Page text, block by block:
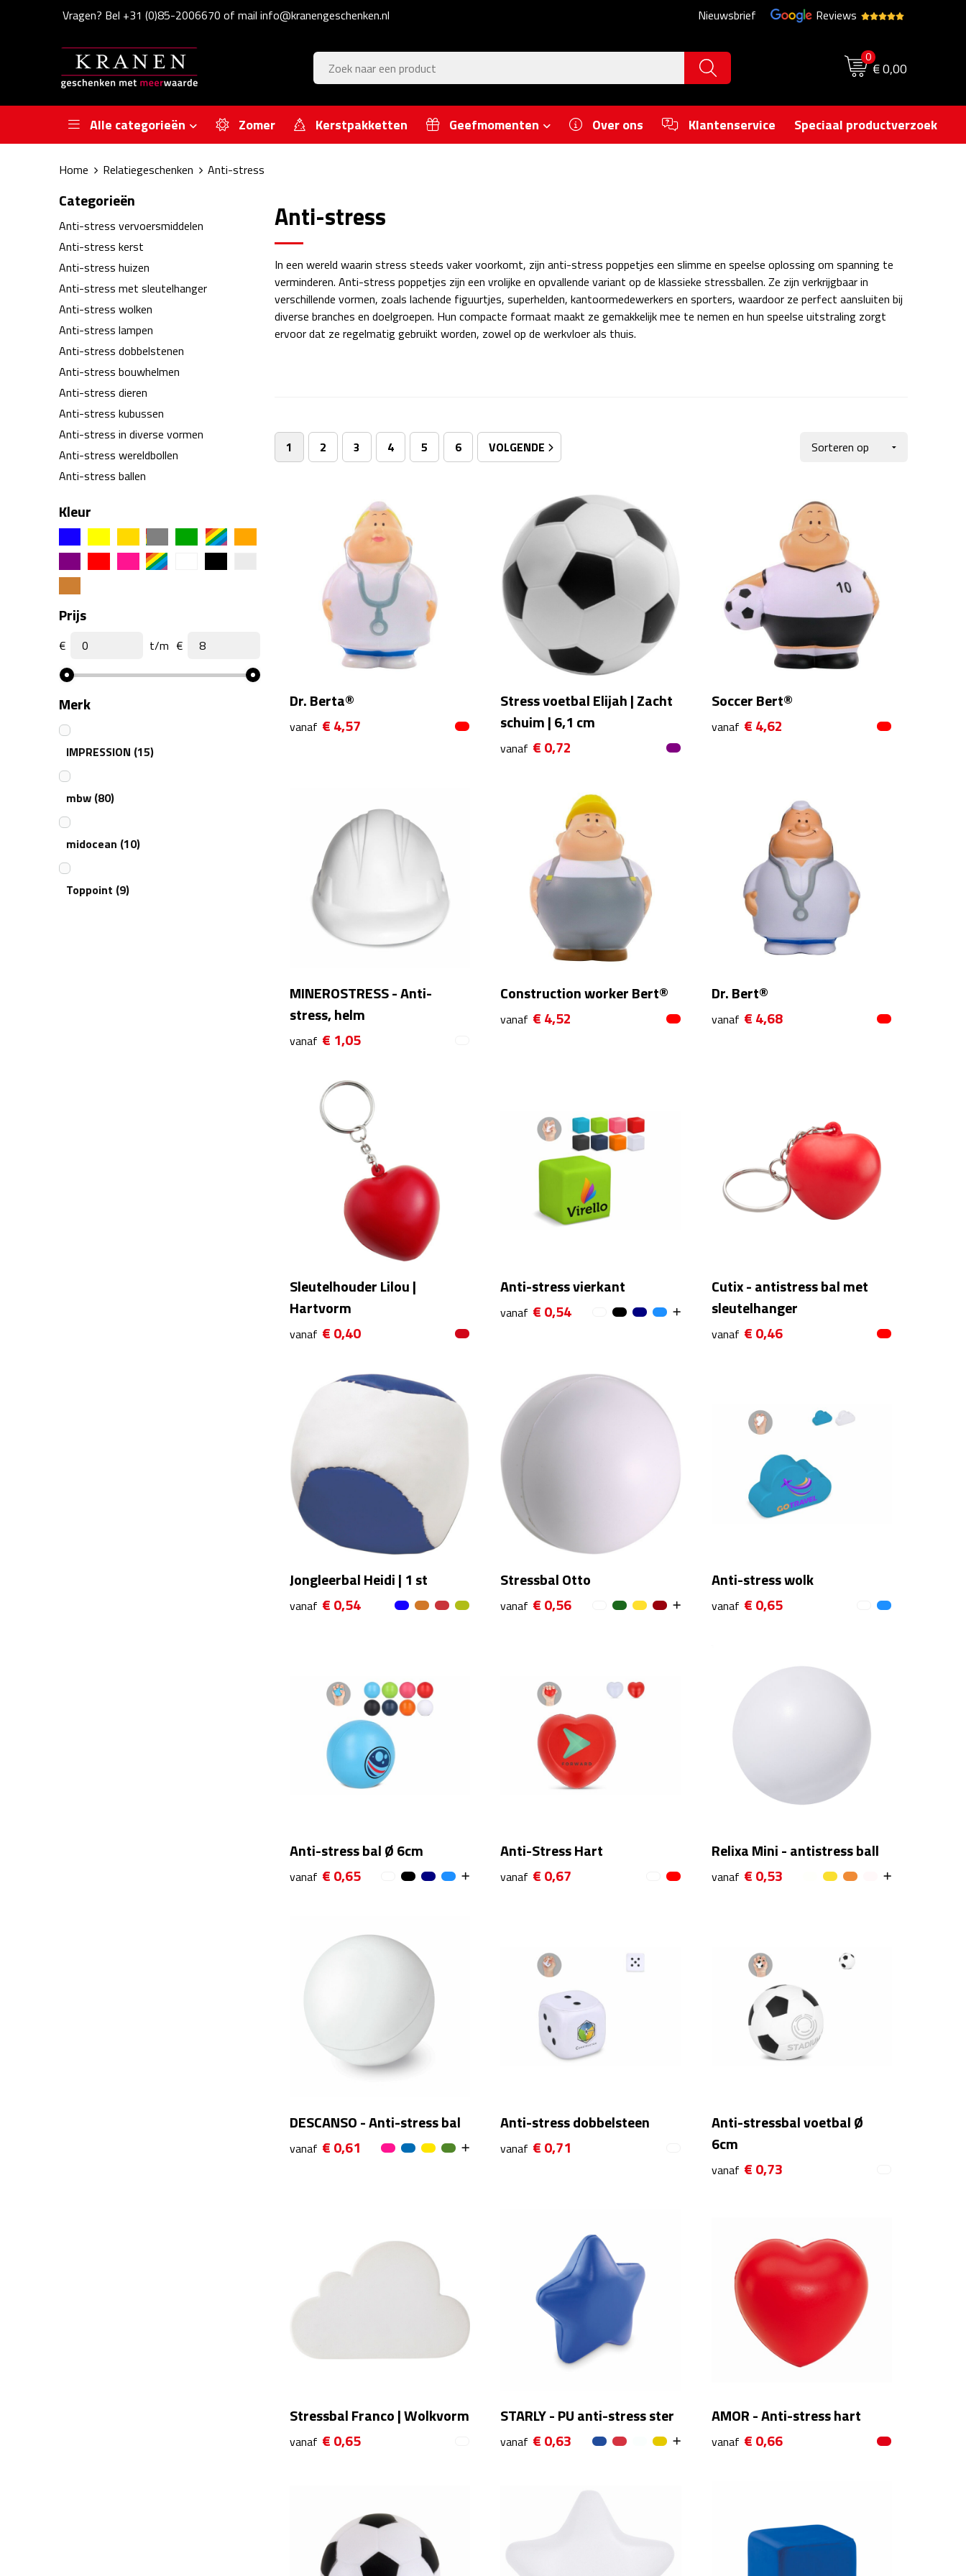
Vragen? Bel +31 (0)85-2006670 of mail info@kranengeschenken.nl Nieuwsbrief Reviews
0
€ 0,00
Alle categorieën Zomer Kerstpakketten Geefmomenten Over ons Klantenservice Speciaal productverzoek
Home Relatiegeschenken Anti-stress
Categorieën
Anti-stress vervoersmiddelen
Anti-stress kerst
Anti-stress huizen
Anti-stress met sleutelhanger
Anti-stress wolken
Anti-stress lampen
Anti-stress dobbelstenen
Anti-stress bouwhelmen
Anti-stress dieren
Anti-stress kubussen
Anti-stress in diverse vormen
Anti-stress wereldbollen
Anti-stress ballen
Anti-stress sterren
Anti-stress harten
Anti-stress custom made
Kleur
Prijs
€ t/m €
Merk
IMPRESSION (15)
mbw (80)
midocean (10)
Toppoint (9)
Anti-stress
In een wereld waarin stress steeds vaker voorkomt, zijn anti-stress poppetjes een slimme en speelse oplossing om spanning te
verminderen. Anti-stress poppetjes zijn een vrolijke en opvallende variant op de klassieke stressballen. Ze zijn verkrijgbaar in
verschillende vormen, zoals lachende figuurtjes, superhelden, kantoormedewerkers en sporters, waardoor ze perfect aansluiten bij
diverse branches en doelgroepen. Hun compacte formaat maakt ze gemakkelijk mee te nemen en hun speelse uitstraling zorgt
ervoor dat ze regelmatig gebruikt worden, zowel op de werkvloer als thuis.
1 2 3 4 5 6 VOLGENDE
Dr. Berta®
vanaf € 4,57
Stress voetbal Elijah | Zacht
schuim | 6,1 cm
vanaf € 0,72
Soccer Bert®
vanaf € 4,62
MINEROSTRESS - Anti-
stress, helm
vanaf € 1,05
Construction worker Bert®
vanaf € 4,52
Dr. Bert®
vanaf € 4,68
Sleutelhouder Lilou |
Hartvorm
vanaf € 0,40
Anti-stress vierkant
vanaf € 0,54
Cutix - antistress bal met
sleutelhanger
vanaf € 0,46
Jongleerbal Heidi | 1 st
vanaf € 0,54
Stressbal Otto
vanaf € 0,56
Anti-stress wolk
vanaf € 0,65
Anti-stress bal Ø 6cm
vanaf € 0,65
Anti-Stress Hart
vanaf € 0,67
Relixa Mini - antistress ball
vanaf € 0,53
DESCANSO - Anti-stress bal
vanaf € 0,61
Anti-stress dobbelsteen
vanaf € 0,71
Anti-stressbal voetbal Ø
6cm
vanaf € 0,73
Stressbal Franco | Wolkvorm
vanaf € 0,65
STARLY - PU anti-stress ster
vanaf € 0,63
AMOR - Anti-stress hart
vanaf € 0,66